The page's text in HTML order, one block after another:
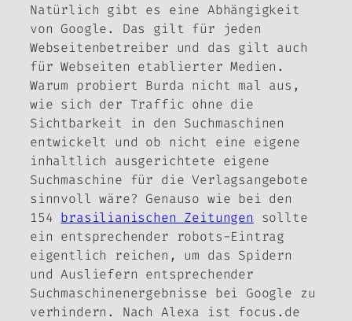
Natürlich gibt es eine Abhängigkeit
von Google. Das gilt für jeden
Webseitenbetreiber und das gilt auch
für Webseiten etablierter Medien.
Warum probiert Burda nicht mal aus,
wie sich der Traffic ohne die
Sichtbarkeit in den Suchmaschinen
entwickelt und ob nicht eine eigene
inhaltlich ausgerichtete eigene
Suchmaschine für die Verlagsangebote
sinnvoll wäre? Genauso wie bei den
154 brasilianischen Zeitungen sollte
ein entsprechender robots-Eintrag
eigentlich reichen, um das Spidern
und Ausliefern entsprechender
Suchmaschinenergebnisse bei Google zu
verhindern. Nach Alexa ist focus.de